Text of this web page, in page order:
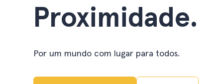
Proximidade.
Por um mundo com lugar para todos.